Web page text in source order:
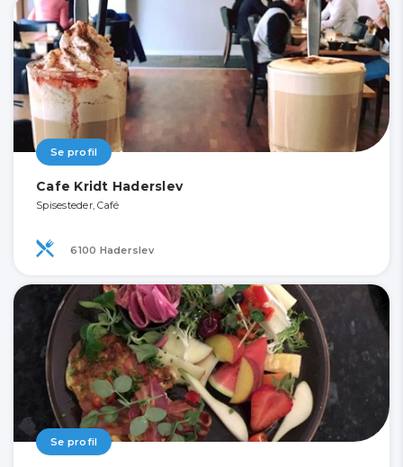
Se profil
Cafe Kridt Haderslev
Spisesteder, Café
6100 Haderslev
Se profil